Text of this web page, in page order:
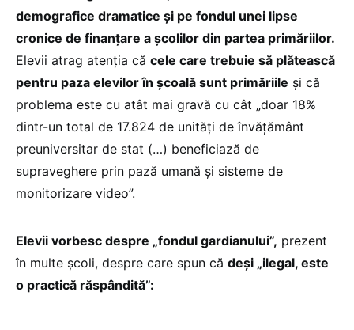
demografice dramatice și pe fondul unei lipse
cronice de finanțare a școlilor din partea primăriilor.
Elevii atrag atenția că cele care trebuie să plătească
pentru paza elevilor în școală sunt primăriile și că
problema este cu atât mai gravă cu cât „doar 18%
dintr-un total de 17.824 de unități de învățământ
preuniversitar de stat (…) beneficiază de
supraveghere prin pază umană și sisteme de
monitorizare video”.
Elevii vorbesc despre „fondul gardianului”, prezent
în multe școli, despre care spun că deși „ilegal, este
o practică răspândită”: